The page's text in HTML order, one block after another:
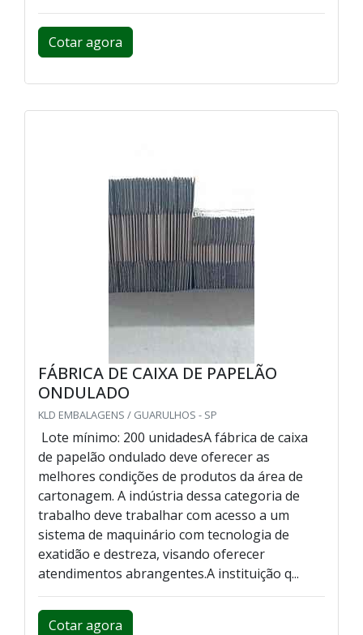
Cotar agora
FÁBRICA DE CAIXA DE PAPELÃO
ONDULADO
KLD EMBALAGENS / GUARULHOS - SP
Lote mínimo: 200 unidadesA fábrica de caixa
de papelão ondulado deve oferecer as
melhores condições de produtos da área de
cartonagem. A indústria dessa categoria de
trabalho deve trabalhar com acesso a um
sistema de maquinário com tecnologia de
exatidão e destreza, visando oferecer
atendimentos abrangentes.A instituição q...
Cotar agora